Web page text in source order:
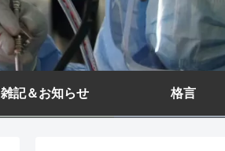
雑記＆お知らせ 格言